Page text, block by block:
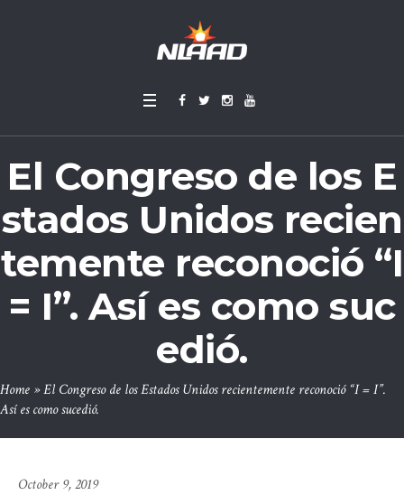
El Congreso de los E
stados Unidos recien
temente reconoció “I
= I”. Así es como suc
edió.
Home »El Congreso de los Estados Unidos recientemente reconoció “I = I”.
Así es como sucedió.
October 9, 2019